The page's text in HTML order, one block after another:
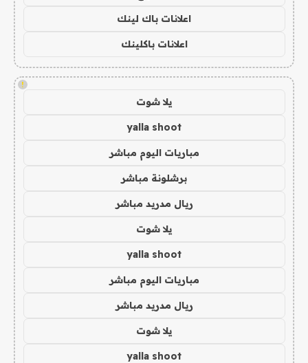
اعلانات باك لينك
اعلانات باكلينك
!
يلا شوت
yalla shoot
مباريات اليوم مباشر
برشلونة مباشر
ريال مدريد مباشر
يلا شوت
yalla shoot
مباريات اليوم مباشر
ريال مدريد مباشر
يلا شوت
yalla shoot